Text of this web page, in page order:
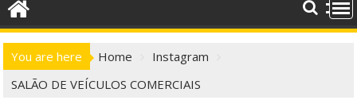
You are here Home
Instagram
SALÃO DE VEÍCULOS COMERCIAIS